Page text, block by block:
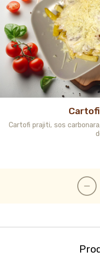
Cartofi prajiti, sos